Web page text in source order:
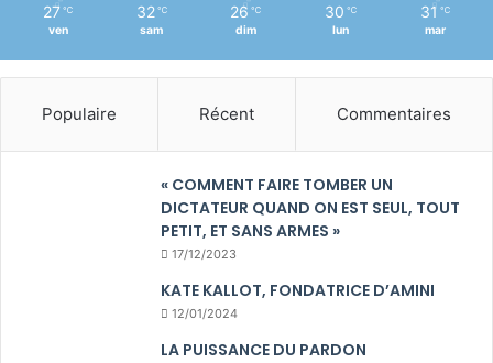
27 ℃
ven
32 ℃
sam
26 ℃
dim
30 ℃
lun
31 ℃
mar
Populaire Récent Commentaires
« COMMENT FAIRE TOMBER UN
DICTATEUR QUAND ON EST SEUL, TOUT
PETIT, ET SANS ARMES »
17/12/2023
KATE KALLOT, FONDATRICE D’AMINI
12/01/2024
LA PUISSANCE DU PARDON